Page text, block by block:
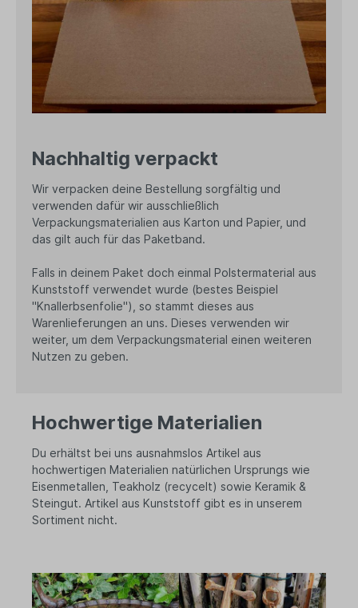
Nachhaltig verpackt
Wir verpacken deine Bestellung sorgfältig und
verwenden dafür wir ausschließlich
Verpackungsmaterialien aus Karton und Papier, und
das gilt auch für das Paketband.
Falls in deinem Paket doch einmal Polstermaterial aus
Kunststoff verwendet wurde (bestes Beispiel
"Knallerbsenfolie"), so stammt dieses aus
Warenlieferungen an uns. Dieses verwenden wir
weiter, um dem Verpackungsmaterial einen weiteren
Nutzen zu geben.
Hochwertige Materialien
Du erhältst bei uns ausnahmslos Artikel aus
hochwertigen Materialien natürlichen Ursprungs wie
Eisenmetallen, Teakholz (recycelt) sowie Keramik &
Steingut. Artikel aus Kunststoff gibt es in unserem
Sortiment nicht.